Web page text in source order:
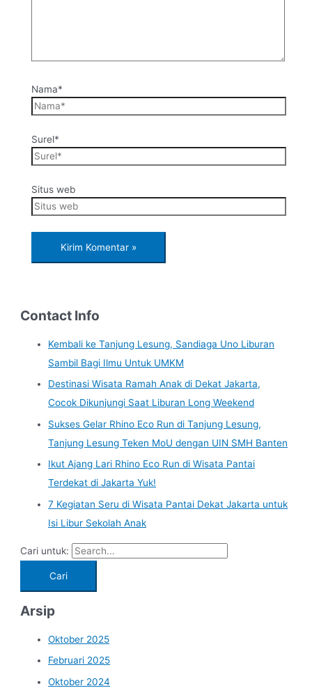
Nama*
Surel*
Situs web
Contact Info
Kembali ke Tanjung Lesung, Sandiaga Uno Liburan
Sambil Bagi Ilmu Untuk UMKM
Destinasi Wisata Ramah Anak di Dekat Jakarta,
Cocok Dikunjungi Saat Liburan Long Weekend
Sukses Gelar Rhino Eco Run di Tanjung Lesung,
Tanjung Lesung Teken MoU dengan UIN SMH Banten
Ikut Ajang Lari Rhino Eco Run di Wisata Pantai
Terdekat di Jakarta Yuk!
7 Kegiatan Seru di Wisata Pantai Dekat Jakarta untuk
Isi Libur Sekolah Anak
Cari untuk:
Arsip
Oktober 2025
Februari 2025
Oktober 2024